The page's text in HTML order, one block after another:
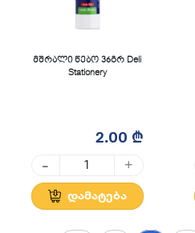
მშრალი წებო 36გრ Deli
Stationery
2.00 ₾
- +
დამატება